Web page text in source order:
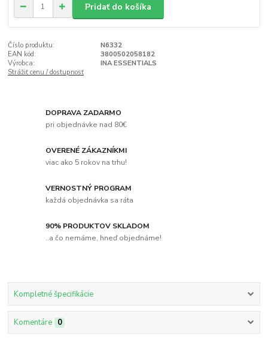
Pridať do košíka
Číslo produktu:
N6332
EAN kód:
3800502058182
Výrobca:
INA ESSENTIALS
Strážiť cenu / dostupnosť
DOPRAVA ZADARMO
pri objednávke nad 80€
OVERENÉ ZÁKAZNÍKMI
viac ako 5 rokov na trhu!
VERNOSTNÝ PROGRAM
každá objednávka sa ráta
90% PRODUKTOV SKLADOM
..a čo nemáme, hneď objednáme!
Kompletné špecifikácie
Komentáre 0